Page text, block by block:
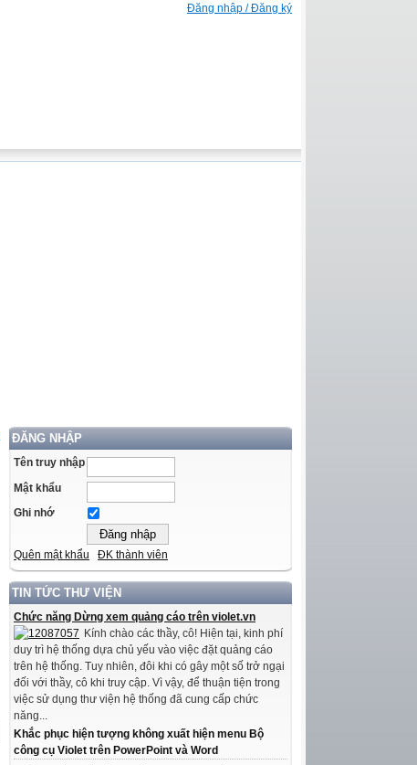
Đăng nhập / Đăng ký
ĐĂNG NHẬP
Tên truy nhập
Mật khẩu
Ghi nhớ
Quên mật khẩu ĐK thành viên
TIN TỨC THƯ VIỆN
Chức năng Dừng xem quảng cáo trên violet.vn
Kính chào các thầy, cô! Hiện tại, kinh phí
duy trì hệ thống dựa chủ yếu vào việc đặt quảng cáo
trên hệ thống. Tuy nhiên, đôi khi có gây một số trở ngại
đối với thầy, cô khi truy cập. Vì vậy, để thuận tiện trong
việc sử dụng thư viện hệ thống đã cung cấp chức
năng...
Khắc phục hiện tượng không xuất hiện menu Bộ
công cụ Violet trên PowerPoint và Word